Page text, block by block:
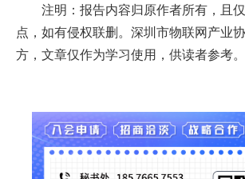
注明：报告内容归原作者所有，且
点，如有侵权联删。深圳市物联网产业
方，文章仅作为学习使用，供读者参考。